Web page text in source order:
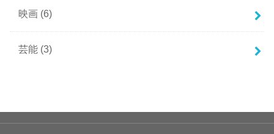
映画 (6)
芸能 (3)